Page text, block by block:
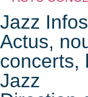
Jazz
Actus,
concerts,
Jazz